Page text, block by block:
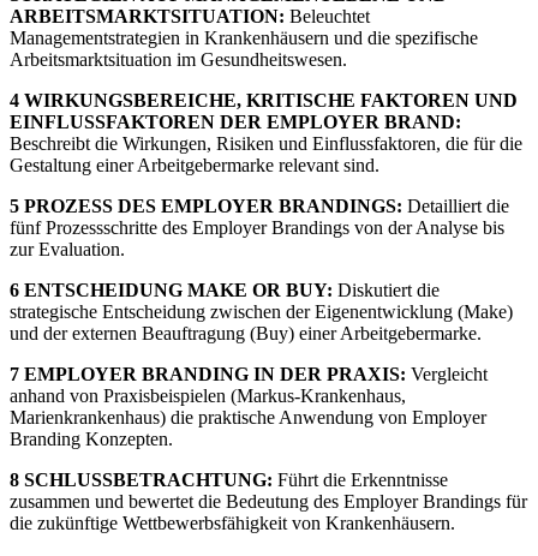
ARBEITSMARKTSITUATION: Beleuchtet
Managementstrategien in Krankenhäusern und die spezifische
Arbeitsmarktsituation im Gesundheitswesen.
4 WIRKUNGSBEREICHE, KRITISCHE FAKTOREN UND
EINFLUSSFAKTOREN DER EMPLOYER BRAND:
Beschreibt die Wirkungen, Risiken und Einflussfaktoren, die für die
Gestaltung einer Arbeitgebermarke relevant sind.
5 PROZESS DES EMPLOYER BRANDINGS: Detailliert die
fünf Prozessschritte des Employer Brandings von der Analyse bis
zur Evaluation.
6 ENTSCHEIDUNG MAKE OR BUY: Diskutiert die
strategische Entscheidung zwischen der Eigenentwicklung (Make)
und der externen Beauftragung (Buy) einer Arbeitgebermarke.
7 EMPLOYER BRANDING IN DER PRAXIS: Vergleicht
anhand von Praxisbeispielen (Markus-Krankenhaus,
Marienkrankenhaus) die praktische Anwendung von Employer
Branding Konzepten.
8 SCHLUSSBETRACHTUNG: Führt die Erkenntnisse
zusammen und bewertet die Bedeutung des Employer Brandings für
die zukünftige Wettbewerbsfähigkeit von Krankenhäusern.